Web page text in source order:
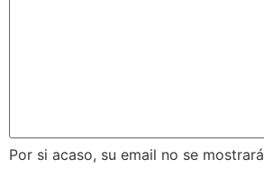
Por si acaso, su email no se mostrará